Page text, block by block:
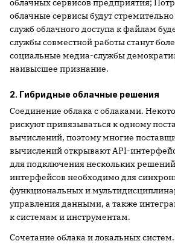
облачных сервисов предприятия;
облачные сервисы будут
служб облачного доступа к файлам
службы совместной работы станут
социальные медиа-службы
наивысшее признание.
2. Гибридные облачные решения
Соединение облака с облаками.
рискуют привязываться к одному
вычислений, поэтому многие
вычислений открывают API-
для подключения нескольких
интерфейсов необходимо для
функциональных и
управления данными, а также
к системам и инструментам.
Сочетание облака и локальных